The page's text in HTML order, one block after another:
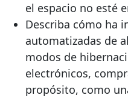
el espacio no esté
Describa cómo ha
automatizadas de
modos de
electrónicos,
propósito, como